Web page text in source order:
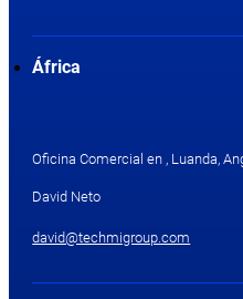
África
Oficina Comercial en , Luanda,
David Neto
david@techmigroup.com